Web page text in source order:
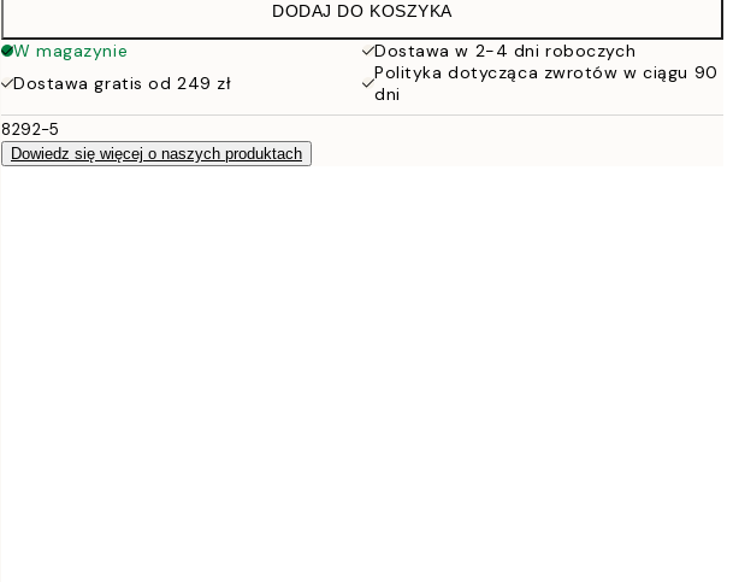
DODAJ DO KOSZYKA
W magazynie
Dostawa w 2-4 dni roboczych
Dostawa gratis od 249 zł
Polityka dotycząca zwrotów w ciągu 90
dni
8292-5
Dowiedz się więcej o naszych produktach